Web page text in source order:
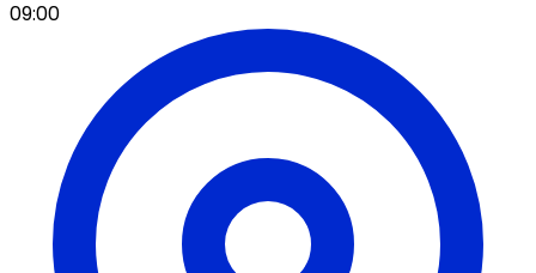
09:00